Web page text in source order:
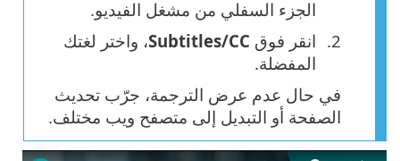
الجزء السفلي من مشغل الفيديو.
انقر فوق Subtitles/CC، واختر لغتك
المفضلة.
في حال عدم عرض الترجمة، جرّب تحديث
الصفحة أو التبديل إلى متصفح ويب مختلف.